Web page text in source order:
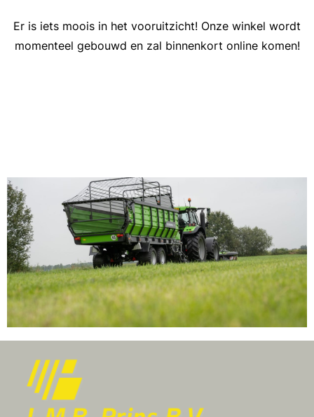
Er is iets moois in het vooruitzicht! Onze winkel wordt
momenteel gebouwd en zal binnenkort online komen!